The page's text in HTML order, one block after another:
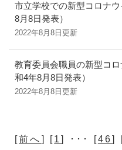
市立学校での新型コロナ
8月8日発表）
2022年8月8日更新
教育委員会職員の新型コ
和4年8月8日発表）
2022年8月8日更新
[前へ ] [1] ･･･ [46]